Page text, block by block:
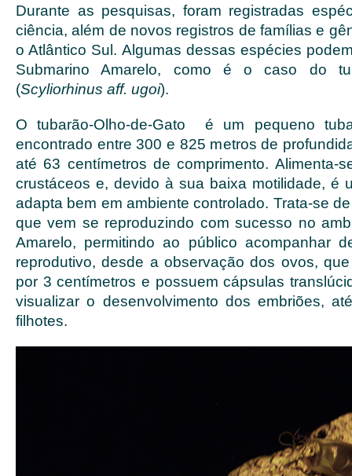
Durante as pesquisas, foram registradas
ciência, além de novos registros de famílias e
o Atlântico Sul. Algumas dessas espécies
Submarino Amarelo, como é o caso do
(Scyliorhinus aff. ugoi).
O tubarão-Olho-de-Gato é um pequeno
encontrado entre 300 e 825 metros de
até 63 centímetros de comprimento. Alimenta-
crustáceos e, devido à sua baixa motilidade, é
adapta bem em ambiente controlado. Trata-se
que vem se reproduzindo com sucesso no
Amarelo, permitindo ao público acompanhar
reprodutivo, desde a observação dos ovos,
por 3 centímetros e possuem cápsulas
visualizar o desenvolvimento dos embriões,
filhotes.